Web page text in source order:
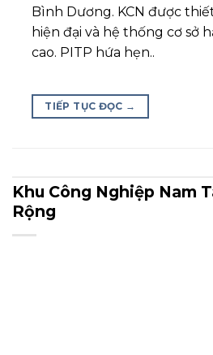
Bình Dương. KCN được
hiện đại và hệ thống cơ sở
cao. PITP hứa hẹn..
TIẾP TỤC ĐỌC →
Khu Công Nghiệp Nam
Rộng